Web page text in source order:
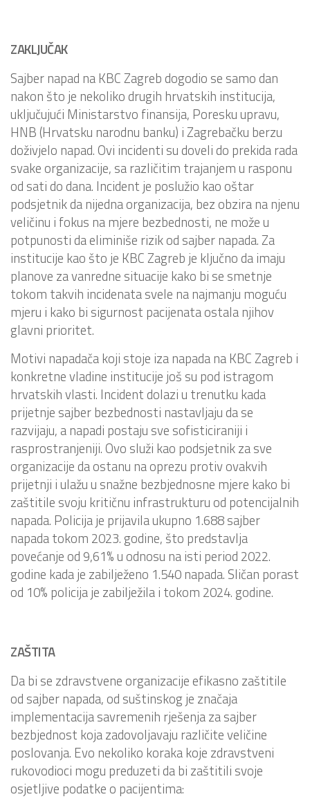
ZAKLJUČAK
Sajber napad na KBC Zagreb dogodio se samo dan
nakon što je nekoliko drugih hrvatskih institucija,
uključujući Ministarstvo finansija, Poresku upravu,
HNB (Hrvatsku narodnu banku) i Zagrebačku berzu
doživjelo napad. Ovi incidenti su doveli do prekida rada
svake organizacije, sa različitim trajanjem u rasponu
od sati do dana. Incident je poslužio kao oštar
podsjetnik da nijedna organizacija, bez obzira na njenu
veličinu i fokus na mjere bezbednosti, ne može u
potpunosti da eliminiše rizik od sajber napada. Za
institucije kao što je KBC Zagreb je ključno da imaju
planove za vanredne situacije kako bi se smetnje
tokom takvih incidenata svele na najmanju moguću
mjeru i kako bi sigurnost pacijenata ostala njihov
glavni prioritet.
Motivi napadača koji stoje iza napada na KBC Zagreb i
konkretne vladine institucije još su pod istragom
hrvatskih vlasti. Incident dolazi u trenutku kada
prijetnje sajber bezbednosti nastavljaju da se
razvijaju, a napadi postaju sve sofisticiraniji i
rasprostranjeniji. Ovo služi kao podsjetnik za sve
organizacije da ostanu na oprezu protiv ovakvih
prijetnji i ulažu u snažne bezbjednosne mjere kako bi
zaštitile svoju kritičnu infrastrukturu od potencijalnih
napada. Policija je prijavila ukupno 1.688 sajber
napada tokom 2023. godine, što predstavlja
povećanje od 9,61% u odnosu na isti period 2022.
godine kada je zabilježeno 1.540 napada. Sličan porast
od 10% policija je zabilježila i tokom 2024. godine.
ZAŠTITA
Da bi se zdravstvene organizacije efikasno zaštitile
od sajber napada, od suštinskog je značaja
implementacija savremenih rješenja za sajber
bezbjednost koja zadovoljavaju različite veličine
poslovanja. Evo nekoliko koraka koje zdravstveni
rukovodioci mogu preduzeti da bi zaštitili svoje
osjetljive podatke o pacijentima: